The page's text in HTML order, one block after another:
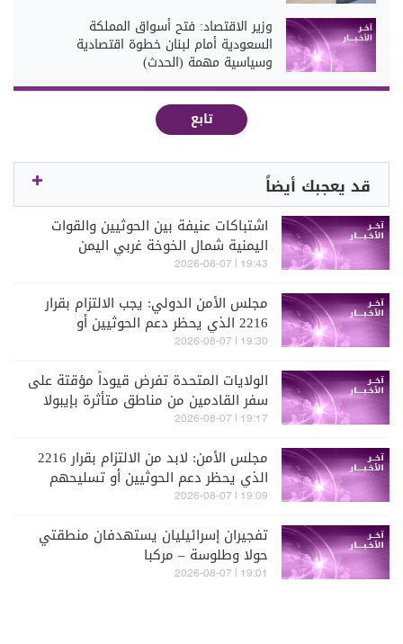
وزير الاقتصاد: فتح أسواق المملكة
السعودية أمام لبنان خطوة اقتصادية
وسياسية مهمة (الحدث)
تابع
قد يعجبك أيضاً
اشتباكات عنيفة بين الحوثيين والقوات
اليمنية شمال الخوخة غربي اليمن
19:43 | 2026-08-07
مجلس الأمن الدولي: يجب الالتزام بقرار
2216 الذي يحظر دعم الحوثيين أو
تسليحهم
19:30 | 2026-08-07
الولايات المتحدة تفرض قيوداً مؤقتة على
سفر القادمين من مناطق متأثرة بإيبولا
19:17 | 2026-08-07
مجلس الأمن: لابد من الالتزام بقرار 2216
الذي يحظر دعم الحوثيين أو تسليحهم
19:09 | 2026-08-07
تفجيران إسرائيليان يستهدفان منطقتي
حولا وطلوسة – مركبا
19:01 | 2026-08-07